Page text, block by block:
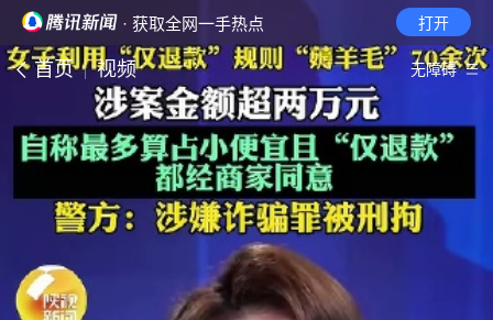
· 获取全网一手热点 打开
首页 视频 无障碍